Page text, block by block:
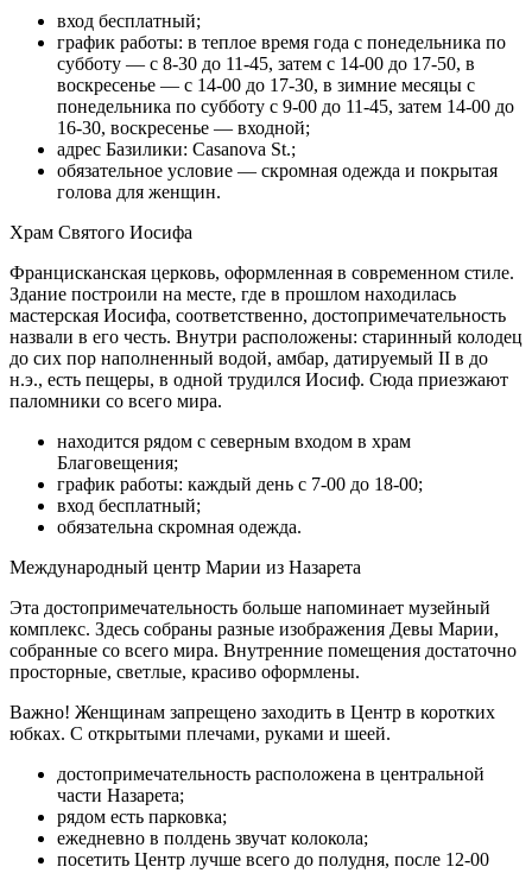
вход бесплатный;
график работы: в теплое время года с понедельника по
субботу — с 8-30 до 11-45, затем с 14-00 до 17-50, в
воскресенье — с 14-00 до 17-30, в зимние месяцы с
понедельника по субботу с 9-00 до 11-45, затем 14-00 до
16-30, воскресенье — входной;
адрес Базилики: Casanova St.;
обязательное условие — скромная одежда и покрытая
голова для женщин.
Храм Святого Иосифа
Францисканская церковь, оформленная в современном стиле.
Здание построили на месте, где в прошлом находилась
мастерская Иосифа, соответственно, достопримечательность
назвали в его честь. Внутри расположены: старинный колодец
до сих пор наполненный водой, амбар, датируемый II в до
н.э., есть пещеры, в одной трудился Иосиф. Сюда приезжают
паломники со всего мира.
находится рядом с северным входом в храм
Благовещения;
график работы: каждый день с 7-00 до 18-00;
вход бесплатный;
обязательна скромная одежда.
Международный центр Марии из Назарета
Эта достопримечательность больше напоминает музейный
комплекс. Здесь собраны разные изображения Девы Марии,
собранные со всего мира. Внутренние помещения достаточно
просторные, светлые, красиво оформлены.
Важно! Женщинам запрещено заходить в Центр в коротких
юбках. С открытыми плечами, руками и шеей.
достопримечательность расположена в центральной
части Назарета;
рядом есть парковка;
ежедневно в полдень звучат колокола;
посетить Центр лучше всего до полудня, после 12-00